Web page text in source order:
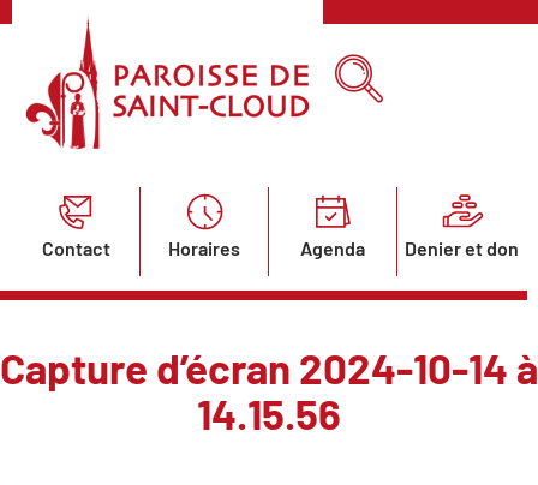
Contact Horaires Agenda Denier et don
Capture d’écran 2024-10-14 à
14.15.56